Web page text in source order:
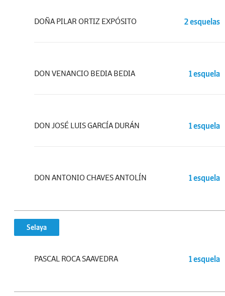
DOÑA PILAR ORTIZ EXPÓSITO 2 esquelas
DON VENANCIO BEDIA BEDIA 1 esquela
DON JOSÉ LUIS GARCÍA DURÁN 1 esquela
DON ANTONIO CHAVES ANTOLÍN 1 esquela
Selaya
PASCAL ROCA SAAVEDRA 1 esquela